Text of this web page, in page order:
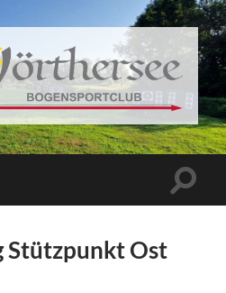
BSC
Wörthersee
Stützpunkt Ost